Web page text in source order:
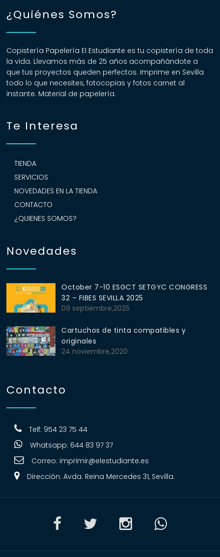
¿Quiénes Somos?
Copistería Papelería El Estudiante es tu copistería de toda
la vida. Llevamos más de 25 años acompañándote a
que tus proyectos queden perfectos. Imprime en Sevilla
todo lo que necesites, fotocopias y fotos carnet al
instante. Material de papelería.
Te Interesa
TIENDA
SERVICIOS
NOVEDADES EN LA TIENDA
CONTACTO
¿QUIENES SOMOS?
Novedades
October 7-10 ESGCT SETGYC CONGRESS
32 – FIBES SEVILLA 2025
09 septiembre,2025
Cartuchos de tinta compatibles y
originales
24 noviembre,2020
Contacto
Telf: 954 23 75 44
Whatsapp: 644 83 97 37
Correo: imprimir@elestudiante.es
Dirección: Avda. Reina Mercedes 31, Sevilla.